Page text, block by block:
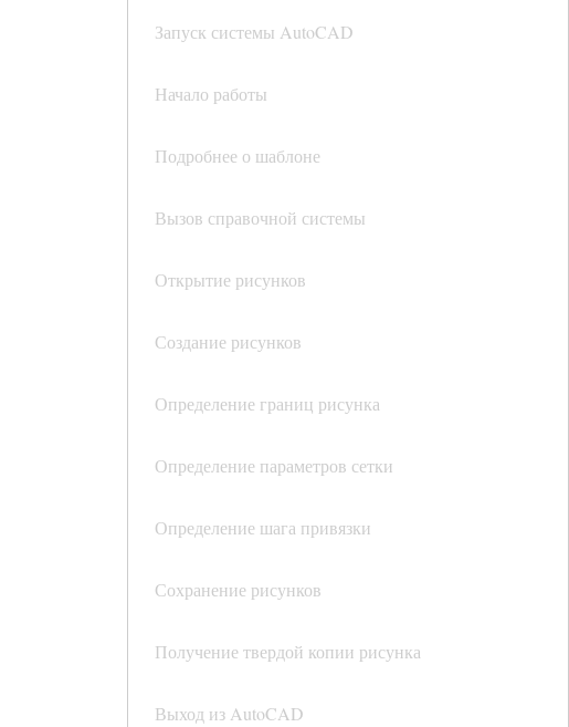
Запуск системы AutoCAD
Начало работы
Подробнее о шаблоне
Вызов справочной системы
Открытие рисунков
Создание рисунков
Определение границ рисунка
Определение параметров сетки
Определение шага привязки
Сохранение рисунков
Получение твердой копии рисунка
Выход из AutoCAD